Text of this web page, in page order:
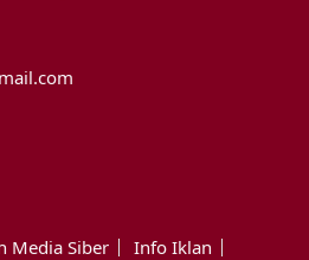
Media Siber
Info Iklan